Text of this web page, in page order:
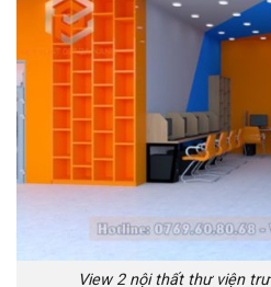
View 2 nội thất thư viện